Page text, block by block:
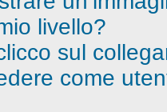
livello?
sul
come